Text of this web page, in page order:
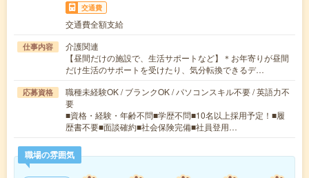
交通費
交通費全額支給
仕事内容
介護関連
【昼間だけの施設で、生活サポートなど】＊お年寄りが昼間
だけ生活のサポートを受けたり、気分転換できるデ…
応募資格
職種未経験OK / ブランクOK / パソコンスキル不要 / 英語力不
要
■資格・経験・年齢不問■学歴不問■10名以上採用予定！■履
歴書不要■面談確約■社会保険完備■社員登用…
職場の雰囲気